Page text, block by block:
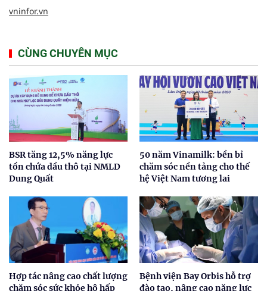
vninfor.vn
CÙNG CHUYÊN MỤC
BSR tăng 12,5% năng lực
tồn chứa dầu thô tại NMLD
Dung Quất
50 năm Vinamilk: bền bỉ
chăm sóc nền tảng cho thế
hệ Việt Nam tương lai
Hợp tác nâng cao chất lượng
chăm sóc sức khỏe hô hấp
Bệnh viện Bay Orbis hỗ trợ
đào tạo, nâng cao năng lực